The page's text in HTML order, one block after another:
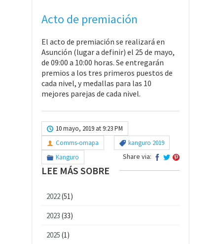
Acto de premiación
El acto de premiación se realizará en
Asunción (lugar a definir) el 25 de mayo,
de 09:00 a 10:00 horas. Se entregarán
premios a los tres primeros puestos de
cada nivel, y medallas para las 10
mejores parejas de cada nivel.
10 mayo, 2019 at 9:23 PM
Comms-omapa
kanguro 2019
Kanguro
Share via:
LEE MÁS SOBRE
2022(51)
2023 (33)
2025 (1)